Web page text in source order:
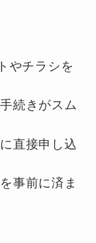
やチラシを
続きがスム
直接申し込
事前に済ま